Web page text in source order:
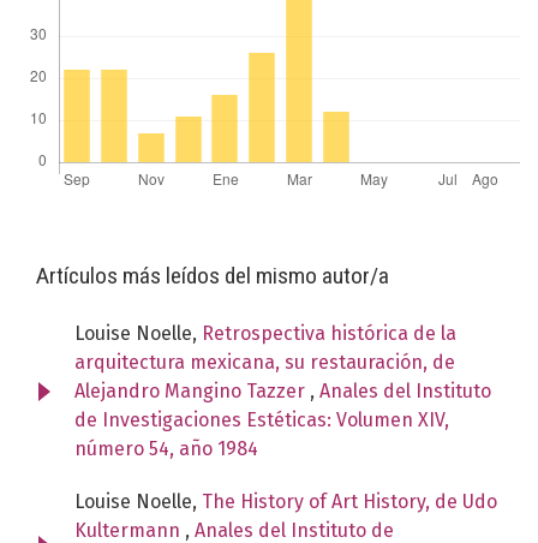
Artículos más leídos del mismo autor/a
Louise Noelle, Retrospectiva histórica de la
arquitectura mexicana, su restauración, de
Alejandro Mangino Tazzer , Anales del Instituto
de Investigaciones Estéticas: Volumen XIV,
número 54, año 1984
Louise Noelle, The History of Art History, de Udo
Kultermann , Anales del Instituto de